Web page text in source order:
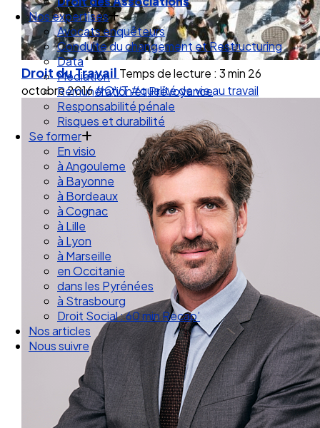
Droit des Associations
Nos expertises
Avocats enquêteurs
Conduite du changement et Restructuring
Data
Médiation
Rémunération et Prévoyance
Responsabilité pénale
Risques et durabilité
Se former
En visio
à Angouleme
à Bayonne
à Bordeaux
à Cognac
à Lille
à Lyon
à Marseille
en Occitanie
dans les Pyrénées
à Strasbourg
Droit Social : 60 min Recap’
Nos articles
Nous suivre
Droit du Travail Temps de lecture : 3 min 26
octobre 2016#QVT#qualité de vie au travail